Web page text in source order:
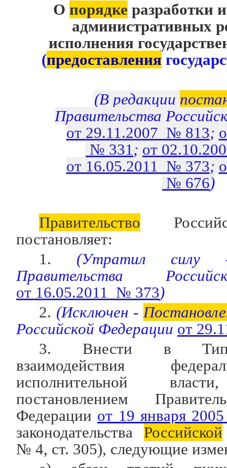
О порядке разработки
административных
исполнения
(предоставления
(В редакции
Правительства
от 29.11.2007 № 813;
№ 331; от
от 16.05.2011 № 373;
№ 676)
Правительство
постановляет:
1. (Утратил
Правительства
от 16.05.2011 № 373)
2. (Исключен -
Российской Федерации от
3. Внести в
взаимодействия
исполнительной
постановлением
Федерации от 19 января
законодательства Российской
№ 4, ст. 305), следующие